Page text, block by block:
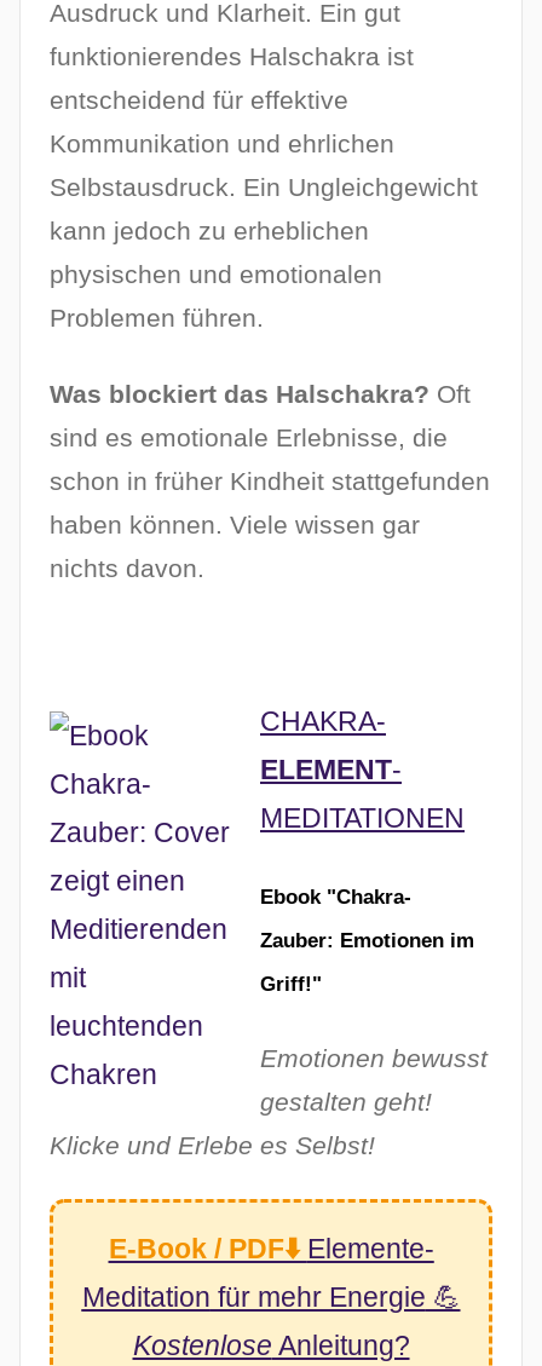
Ausdruck und Klarheit. Ein gut
funktionierendes Halschakra ist
entscheidend für effektive
Kommunikation und ehrlichen
Selbstausdruck. Ein Ungleichgewicht
kann jedoch zu erheblichen
physischen und emotionalen
Problemen führen.
Was blockiert das Halschakra? Oft
sind es emotionale Erlebnisse, die
schon in früher Kindheit stattgefunden
haben können. Viele wissen gar
nichts davon.
CHAKRA-
ELEMENT-
MEDITATIONEN
Ebook "Chakra-
Zauber: Emotionen im
Griff!"
Emotionen bewusst
gestalten geht!
Klicke und Erlebe es Selbst!
E-Book / PDF⬇️ Elemente-
Meditation für mehr Energie 💪
Kostenlose Anleitung?